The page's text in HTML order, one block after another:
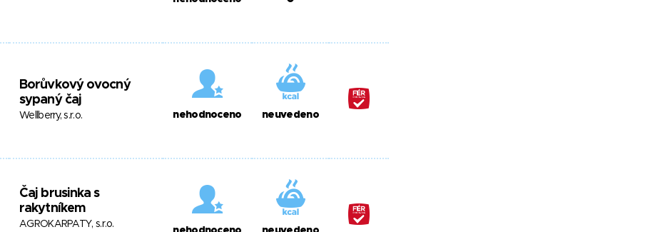
Borůvkový ovocný
sypaný čaj
Wellberry, s.r.o. nehodnoceno neuvedeno
Čaj brusinka s
rakytníkem
AGROKARPATY, s.r.o.